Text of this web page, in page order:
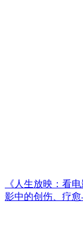
《人生放映：看
影中的创伤、疗